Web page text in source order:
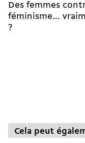
Des femmes
féminisme...
?
Cela peut